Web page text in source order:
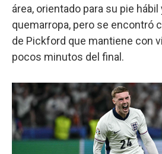
área, orientado para su pie
quemarropa, pero se encontró
de Pickford que mantiene con
pocos minutos del final.